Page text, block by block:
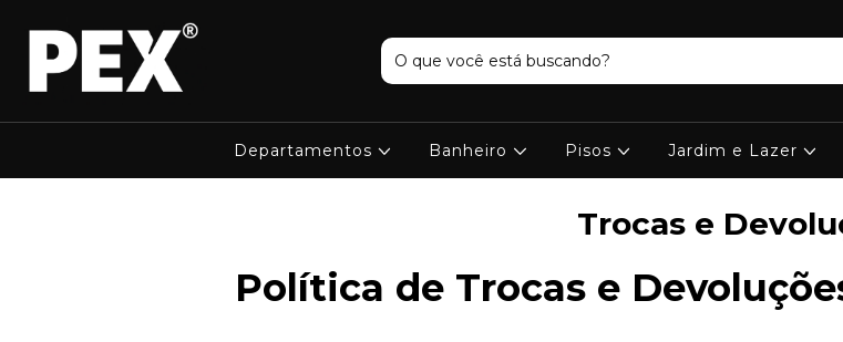
Departamentos Banheiro Pisos Jardim e Lazer
Trocas e
Política de Trocas e